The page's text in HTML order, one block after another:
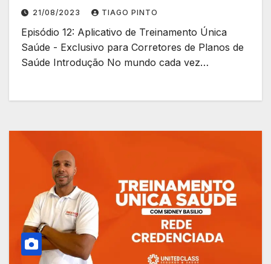
planos de saúde
21/08/2023 TIAGO PINTO
Episódio 12: Aplicativo de Treinamento Única
Saúde - Exclusivo para Corretores de Planos de
Saúde Introdução No mundo cada vez…